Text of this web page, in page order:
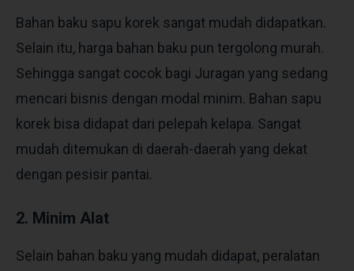
Bahan baku sapu korek sangat mudah didapatkan.
Selain itu, harga bahan baku pun tergolong murah.
Sehingga sangat cocok bagi Juragan yang sedang
mencari bisnis dengan modal minim. Bahan sapu
korek bisa didapat dari pelepah kelapa. Sangat
mudah ditemukan di daerah-daerah yang dekat
dengan pesisir pantai.
2. Minim Alat
Selain bahan baku yang mudah didapat, peralatan